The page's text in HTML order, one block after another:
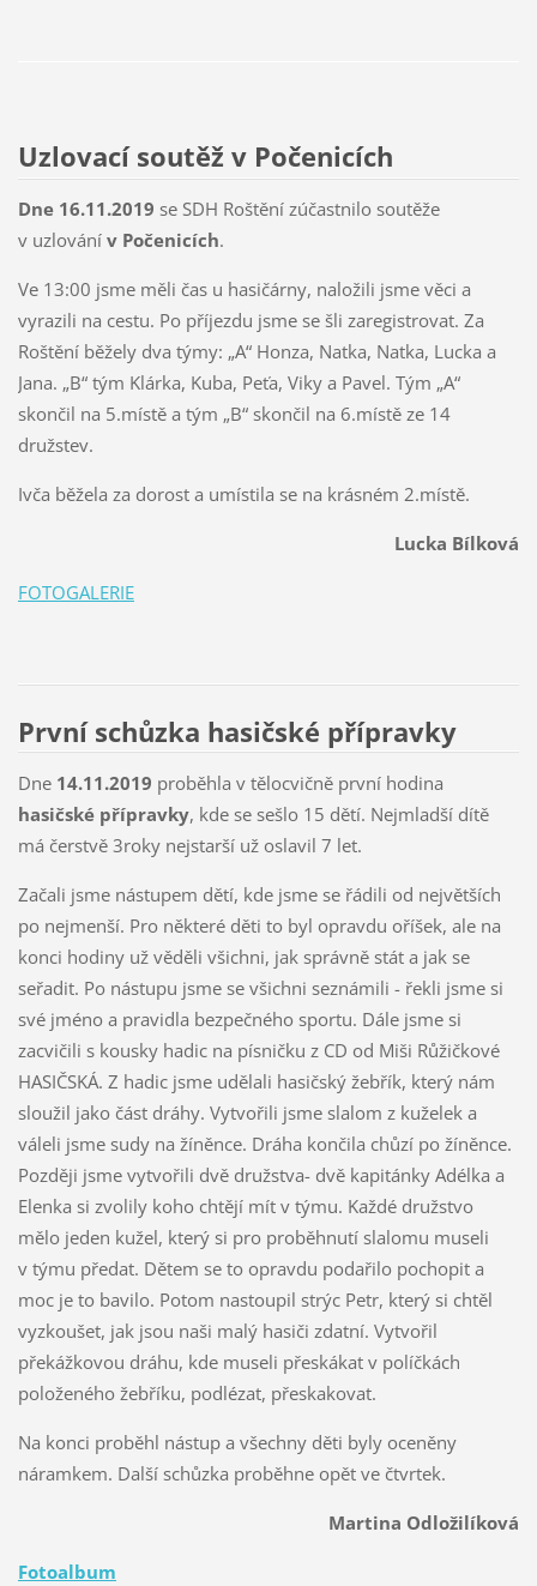
Uzlovací soutěž v Počenicích
Dne 16.11.2019 se SDH Roštění zúčastnilo soutěže
v uzlování v Počenicích.
Ve 13:00 jsme měli čas u hasičárny, naložili jsme věci a
vyrazili na cestu. Po příjezdu jsme se šli zaregistrovat. Za
Roštění běžely dva týmy: „A“ Honza, Natka, Natka, Lucka a
Jana. „B“ tým Klárka, Kuba, Peťa, Viky a Pavel. Tým „A“
skončil na 5.místě a tým „B“ skončil na 6.místě ze 14
družstev.
Ivča běžela za dorost a umístila se na krásném 2.místě.
Lucka Bílková
FOTOGALERIE
První schůzka hasičské přípravky
Dne 14.11.2019 proběhla v tělocvičně první hodina
hasičské přípravky, kde se sešlo 15 dětí. Nejmladší dítě
má čerstvě 3roky nejstarší už oslavil 7 let.
Začali jsme nástupem dětí, kde jsme se řádili od největších
po nejmenší. Pro některé děti to byl opravdu oříšek, ale na
konci hodiny už věděli všichni, jak správně stát a jak se
seřadit. Po nástupu jsme se všichni seznámili - řekli jsme si
své jméno a pravidla bezpečného sportu. Dále jsme si
zacvičili s kousky hadic na písničku z CD od Miši Růžičkové
HASIČSKÁ. Z hadic jsme udělali hasičský žebřík, který nám
sloužil jako část dráhy. Vytvořili jsme slalom z kuželek a
váleli jsme sudy na žíněnce. Dráha končila chůzí po žíněnce.
Později jsme vytvořili dvě družstva- dvě kapitánky Adélka a
Elenka si zvolily koho chtějí mít v týmu. Každé družstvo
mělo jeden kužel, který si pro proběhnutí slalomu museli
v týmu předat. Dětem se to opravdu podařilo pochopit a
moc je to bavilo. Potom nastoupil strýc Petr, který si chtěl
vyzkoušet, jak jsou naši malý hasiči zdatní. Vytvořil
překážkovou dráhu, kde museli přeskákat v políčkách
položeného žebříku, podlézat, přeskakovat.
Na konci proběhl nástup a všechny děti byly oceněny
náramkem. Další schůzka proběhne opět ve čtvrtek.
Martina Odložilíková
Fotoalbum